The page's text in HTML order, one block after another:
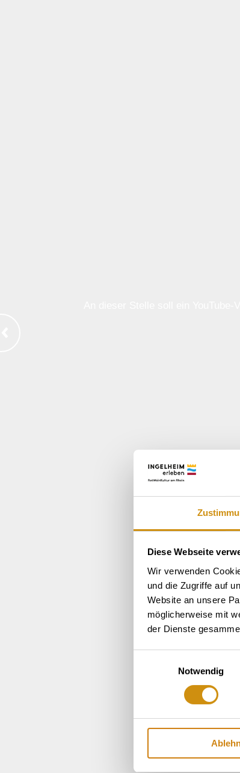
Diese Webseite
Wir verwenden
und die Zugriffe auf
Website an unsere
möglicherweise mit
der Dienste
Notwendig